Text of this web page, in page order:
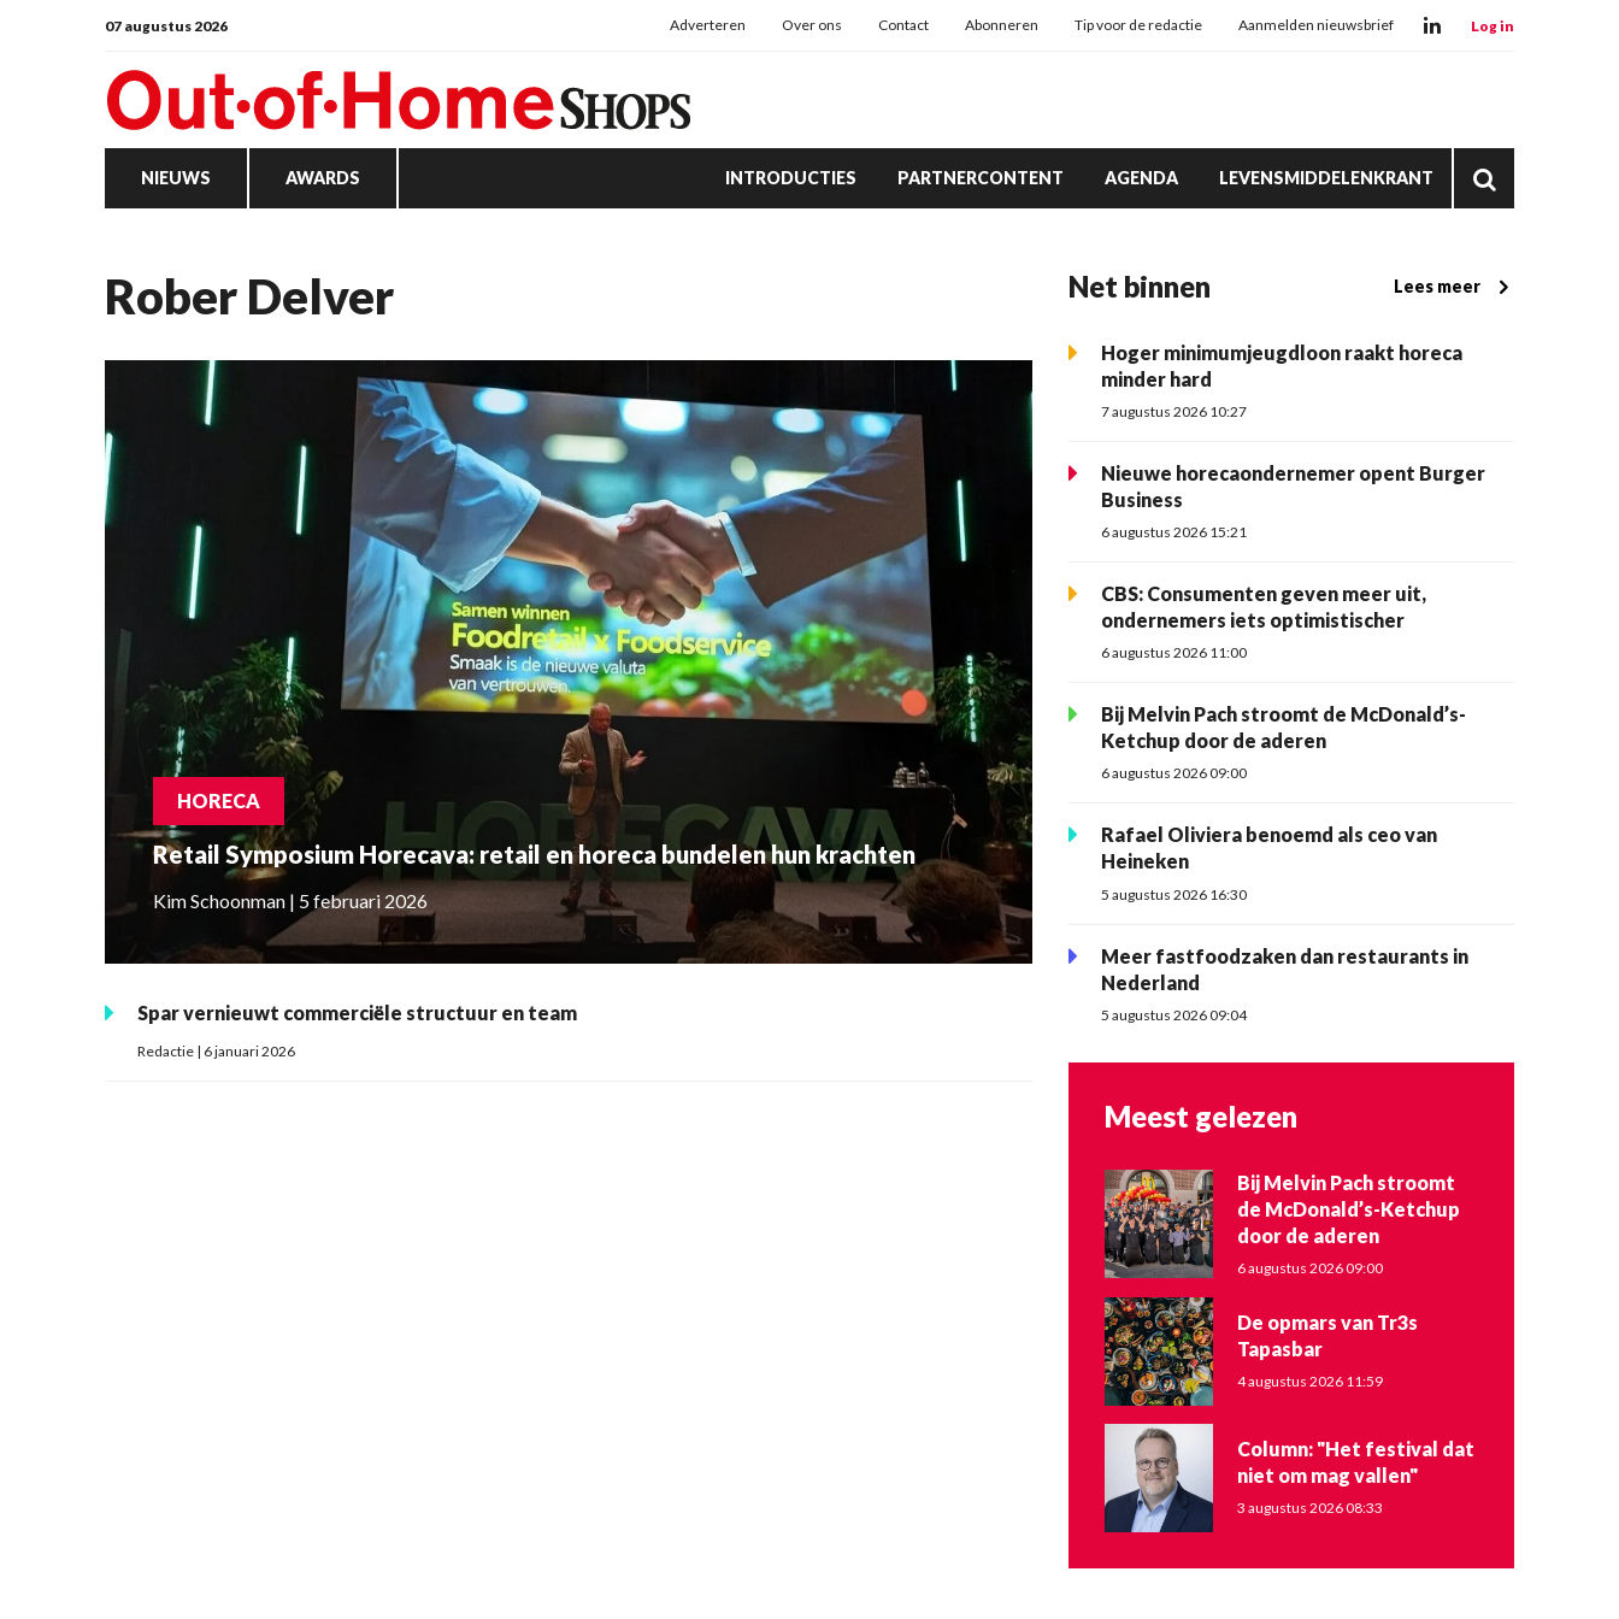
07 augustus 2026 Adverteren Over ons Contact Abonneren Tip voor de redactie Aanmelden nieuwsbrief Log in
NIEUWS AWARDS INTRODUCTIES PARTNERCONTENT AGENDA LEVENSMIDDELENKRANT
Rober Delver
HORECA
Retail Symposium Horecava: retail en horeca bundelen hun krachten
Kim Schoonman | 5 februari 2026
Spar vernieuwt commerciële structuur en team
Redactie | 6 januari 2026
Net binnen Lees meer
Hoger minimumjeugdloon raakt horeca
minder hard
7 augustus 2026 10:27
Nieuwe horecaondernemer opent Burger
Business
6 augustus 2026 15:21
CBS: Consumenten geven meer uit,
ondernemers iets optimistischer
6 augustus 2026 11:00
Bij Melvin Pach stroomt de McDonald’s-
Ketchup door de aderen
6 augustus 2026 09:00
Rafael Oliviera benoemd als ceo van
Heineken
5 augustus 2026 16:30
Meer fastfoodzaken dan restaurants in
Nederland
5 augustus 2026 09:04
Meest gelezen
Bij Melvin Pach stroomt
de McDonald’s-Ketchup
door de aderen
6 augustus 2026 09:00
De opmars van Tr3s
Tapasbar
4 augustus 2026 11:59
Column: "Het festival dat
niet om mag vallen"
3 augustus 2026 08:33